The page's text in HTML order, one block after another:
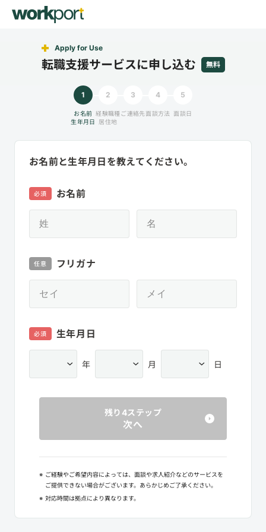
Apply for Use
転職支援サービスに申し込む 無料
1
お名前
生年月日
2
経験職種
居住地
3
ご連絡先
4
面談方法
5
面談日
お名前と生年月日を教えてください。
お名前
必須
フリガナ
任意
生年月日
必須
年 月 日
残り4ステップ
次へ
※ ご経験やご希望内容によっては、面談や求人紹介などのサービスを
ご提供できない場合がございます。あらかじめご了承ください。
※ 対応時間は拠点により異なります。